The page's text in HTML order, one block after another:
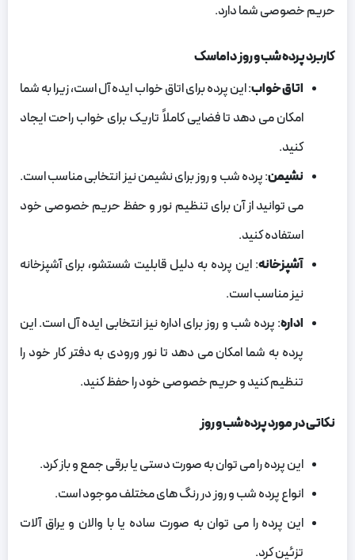
حریم خصوصی شما دارد.
کاربرد پرده شب و روز داماسک
اتاق خواب: این پرده برای اتاق خواب ایده‌ آل است، زیرا به شما
امکان می‌ دهد تا فضایی کاملاً تاریک برای خواب راحت ایجاد
کنید.
نشیمن: پرده شب و روز برای نشیمن نیز انتخابی مناسب است.
می‌ توانید از آن برای تنظیم نور و حفظ حریم خصوصی خود
استفاده کنید.
آشپزخانه: این پرده به دلیل قابلیت شستشو، برای آشپزخانه
نیز مناسب است.
اداره: پرده شب و روز برای اداره نیز انتخابی ایده‌ آل است. این
پرده به شما امکان می‌ دهد تا نور ورودی به دفتر کار خود را
تنظیم کنید و حریم خصوصی خود را حفظ کنید.
نکاتی در مورد پرده شب و روز
این پرده را می‌ توان به صورت دستی یا برقی جمع و باز کرد.
انواع پرده شب و روز در رنگ‌ های مختلف موجود است.
این پرده را می‌ توان به صورت ساده یا با والان و یراق آلات
تزئین کرد.